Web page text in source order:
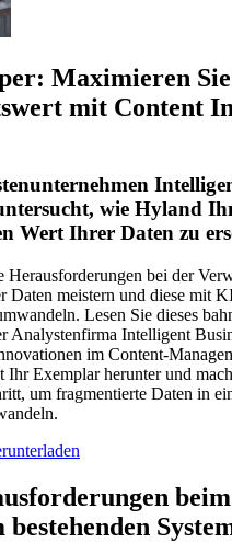
Maximieren
mit Content
wie Hyland
Wert Ihrer Daten zu
Herausforderungen bei der
Daten meistern und diese mit
Lesen Sie dieses
Analystenfirma Intelligent
im Content-
Ihr Exemplar herunter und
um fragmentierte Daten in